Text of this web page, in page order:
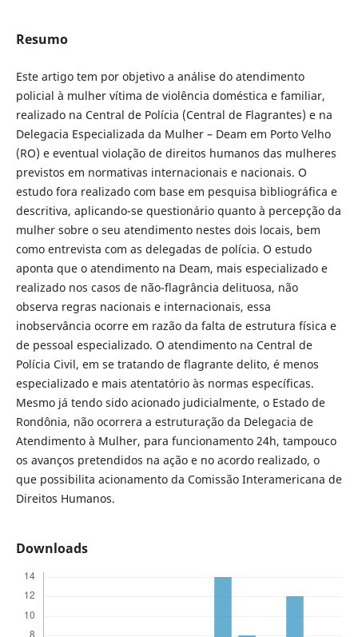
Resumo
Este artigo tem por objetivo a análise do atendimento
policial à mulher vítima de violência doméstica e familiar,
realizado na Central de Polícia (Central de Flagrantes) e na
Delegacia Especializada da Mulher – Deam em Porto Velho
(RO) e eventual violação de direitos humanos das mulheres
previstos em normativas internacionais e nacionais. O
estudo fora realizado com base em pesquisa bibliográfica e
descritiva, aplicando-se questionário quanto à percepção da
mulher sobre o seu atendimento nestes dois locais, bem
como entrevista com as delegadas de polícia. O estudo
aponta que o atendimento na Deam, mais especializado e
realizado nos casos de não-flagrância delituosa, não
observa regras nacionais e internacionais, essa
inobservância ocorre em razão da falta de estrutura física e
de pessoal especializado. O atendimento na Central de
Polícia Civil, em se tratando de flagrante delito, é menos
especializado e mais atentatório às normas específicas.
Mesmo já tendo sido acionado judicialmente, o Estado de
Rondônia, não ocorrera a estruturação da Delegacia de
Atendimento à Mulher, para funcionamento 24h, tampouco
os avanços pretendidos na ação e no acordo realizado, o
que possibilita acionamento da Comissão Interamericana de
Direitos Humanos.
Downloads